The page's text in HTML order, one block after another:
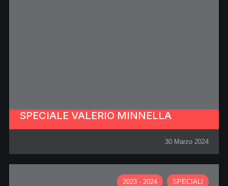
SPECIALE VALERIO MINNELLA
30 Marzo 2024
2023 - 2024 SPECIALI